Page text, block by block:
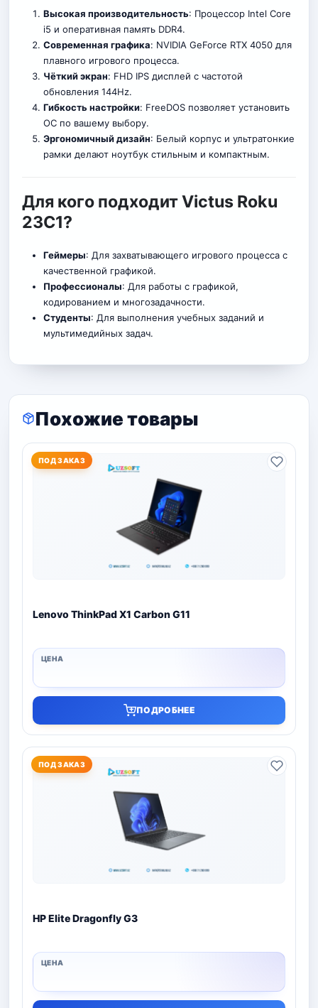
Высокая производительность: Процессор Intel Core
i5 и оперативная память DDR4.
Современная графика: NVIDIA GeForce RTX 4050 для
плавного игрового процесса.
Чёткий экран: FHD IPS дисплей с частотой
обновления 144Hz.
Гибкость настройки: FreeDOS позволяет установить
ОС по вашему выбору.
Эргономичный дизайн: Белый корпус и ультратонкие
рамки делают ноутбук стильным и компактным.
Для кого подходит Victus Roku
23C1?
Геймеры: Для захватывающего игрового процесса с
качественной графикой.
Профессионалы: Для работы с графикой,
кодированием и многозадачности.
Студенты: Для выполнения учебных заданий и
мультимедийных задач.
Похожие товары
ПОД ЗАКАЗ
Lenovo ThinkPad X1 Carbon G11
ПОДРОБНЕЕ
ПОД ЗАКАЗ
HP Elite Dragonfly G3